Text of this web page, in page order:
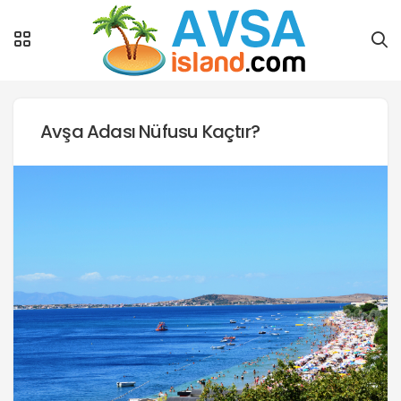
Avşa Adası Nüfusu Kaçtır?